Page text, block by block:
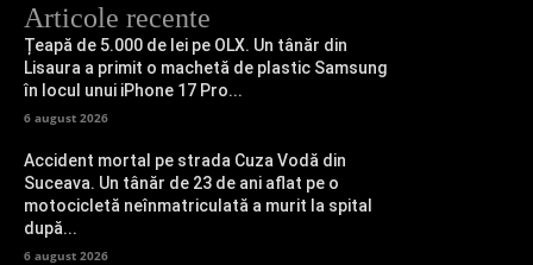
Articole recente
Țeapă de 5.000 de lei pe OLX. Un tânăr din
Lisaura a primit o machetă de plastic Samsung
în locul unui iPhone 17 Pro...
6 august 2026
Accident mortal pe strada Cuza Vodă din
Suceava. Un tânăr de 23 de ani aflat pe o
motocicletă neînmatriculată a murit la spital
după...
6 august 2026